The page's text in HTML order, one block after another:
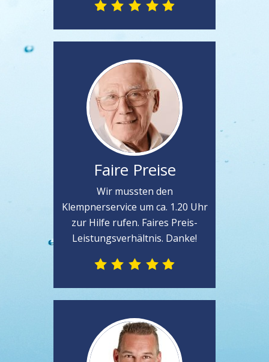
Faire Preise
Wir mussten den
Klempnerservice um ca. 1.20 Uhr
zur Hilfe rufen. Faires Preis-
Leistungsverhältnis. Danke!